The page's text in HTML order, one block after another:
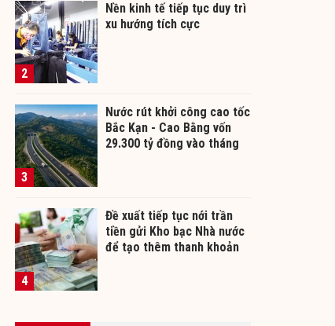
2
Nền kinh tế tiếp tục duy trì
xu hướng tích cực
3
Nước rút khởi công cao tốc
Bắc Kạn - Cao Bằng vốn
29.300 tỷ đồng vào tháng
4
Đề xuất tiếp tục nới trần
tiền gửi Kho bạc Nhà nước
để tạo thêm thanh khoản